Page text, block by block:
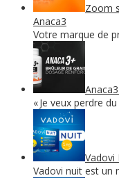
Zoom
Anaca3
Votre marque de
« Je veux perdre
Vadovi
Vadovi nuit est un